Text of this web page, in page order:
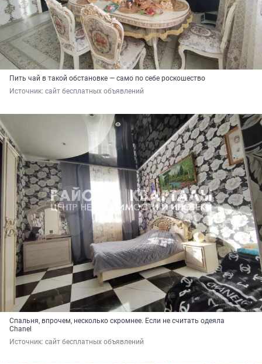
Пить чай в такой обстановке — само по себе роскошество
Источник: сайт бесплатных объявлений
Спальня, впрочем, несколько скромнее. Если не считать одеяла
Chanel
Источник: сайт бесплатных объявлений